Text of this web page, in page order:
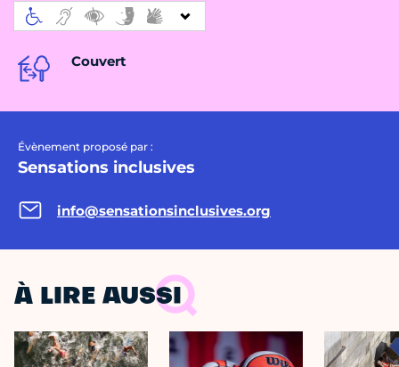
Couvert
Évènement proposé par :
Sensations inclusives
info@sensationsinclusives.org
À LIRE AUSSI